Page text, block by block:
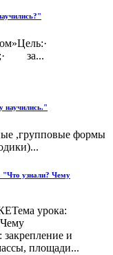
за...
научились."
,групповые формы
"Что узнали? Чему
урока:
закрепление и
площади...